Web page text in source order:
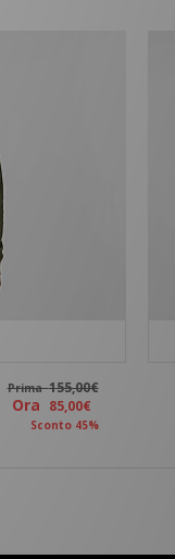
Prima155,00€
Ora 85,00€
Sconto 45%